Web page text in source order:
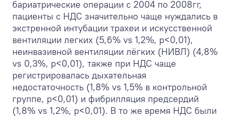
бариатрические операции с 2004 по 2008гг,
пациенты с НДС значительно чаще нуждались в
экстренной интубации трахеи и искусственной
вентиляции легких (5,6% vs 1,2%, р<0,01),
неинвазивной вентиляции лёгких (НИВЛ) (4,8%
vs 0,3%, р<0,01), также при НДС чаще
регистрировалась дыхательная
недостаточность (1,8% vs 1,5% в контрольной
группе, р<0,01) и фибрилляция предсердий
(1,8% vs 1,2%, р<0,01). В то же время НДС были